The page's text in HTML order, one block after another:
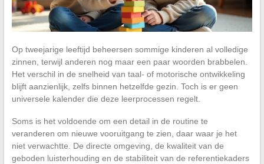
Op tweejarige leeftijd beheersen sommige kinderen al volledige
zinnen, terwijl anderen nog maar een paar woorden brabbelen.
Het verschil in de snelheid van taal- of motorische ontwikkeling
blijft aanzienlijk, zelfs binnen hetzelfde gezin. Toch is er geen
universele kalender die deze leerprocessen regelt.
Soms is het voldoende om een detail in de routine te
veranderen om nieuwe vooruitgang te zien, daar waar je het
niet verwachtte. De directe omgeving, de kwaliteit van de
geboden luisterhouding en de stabiliteit van de referentiekaders